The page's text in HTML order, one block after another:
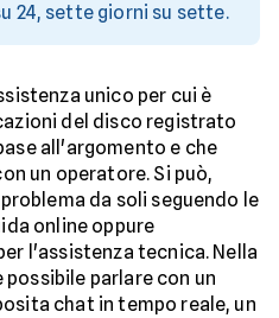
24, sette giorni su sette.
unico per cui è
del disco registrato
all'argomento e che
un operatore. Si può,
da soli seguendo le
online oppure
l'assistenza tecnica. Nella
possibile parlare con un
chat in tempo reale, un